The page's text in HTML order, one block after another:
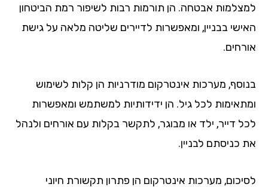
אבטחה. הן תורמות רבות לשיפור רמת הביטחון
בבניין, ומאפשרות לדיירים שליטה מלאה על גישת
מערכות אינטרקום מודרניות הן קלות לשימוש
לכל גיל. הן ידידותיות למשתמש ומאפשרות
דייר, ילד או מבוגר, לתקשר בקלות עם אורחים ולנהל
כניסתם לבניין.
מערכות אינטרקום הן פתרון תקשורת חיוני